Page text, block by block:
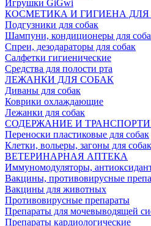
Игрушки GiGwi
КОСМЕТИКА И ГИГИЕНА ДЛЯ
Подгузники для собак
Шампуни, кондиционеры для
Спреи, дезодараторы для собак
Салфетки гигиенические
Средства для полости рта
ЛЕЖАНКИ ДЛЯ СОБАК
Диваны для собак
Коврики охлаждающие
Лежанки для собак
СОДЕРЖАНИЕ И
Переноски пластиковые для собак
Клетки, вольеры, загоны для собак
ВЕТЕРИНАРНАЯ АПТЕКА
Иммуномодуляторы,
Вакцины, противовирусные
Вакцины для животных
Противовирусные препараты
Препараты для мочевыводящей
Препараты кардиологические